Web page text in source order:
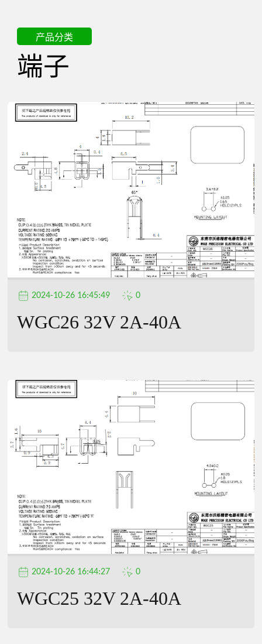
器
有
限
公
司
产品分类
端子
2024-10-26 16:45:49 0
WGC26 32V 2A-40A
2024-10-26 16:44:27 0
WGC25 32V 2A-40A